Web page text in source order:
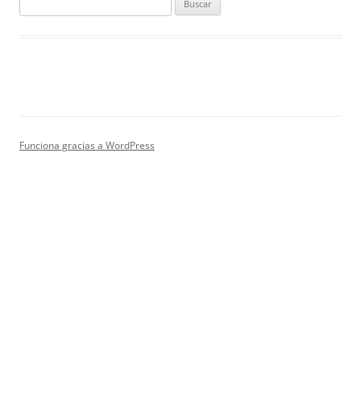
Funciona gracias a WordPress